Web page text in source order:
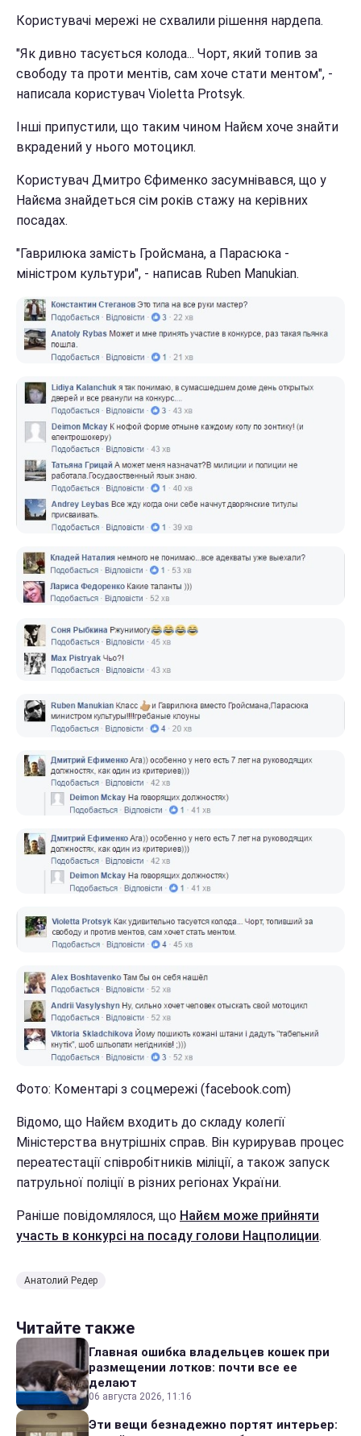
Користувачі мережі не схвалили рішення нардепа.
"Як дивно тасується колода... Чорт, який топив за
свободу та проти ментів, сам хоче стати ментом", -
написала користувач Violetta Protsyk.
Інші припустили, що таким чином Найєм хоче знайти
вкрадений у нього мотоцикл.
Користувач Дмитро Єфименко засумнівався, що у
Найєма знайдеться сім років стажу на керівних
посадах.
"Гаврилюка замість Гройсмана, а Парасюка -
міністром культури", - написав Ruben Manukian.
Фото: Коментарі з соцмережі (facebook.com)
Відомо, що Найєм входить до складу колегії
Міністерства внутрішніх справ. Він курирував процес
переатестації співробітників міліції, а також запуск
патрульної поліції в різних регіонах України.
Раніше повідомлялося, що Найєм може прийняти
участь в конкурсі на посаду голови Нацполиции.
Анатолий Редер
Читайте также
Главная ошибка владельцев кошек при
размещении лотков: почти все ее
делают
06 августа 2026, 11:16
Эти вещи безнадежно портят интерьер: